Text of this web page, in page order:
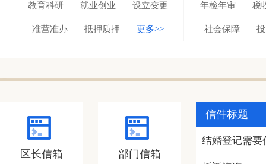
教育科研 就业创业 设立变更
准营准办 抵押质押 更多>>
年检年审 税
社会保障
区长信箱 部门信箱
信件标题
结婚登记需要